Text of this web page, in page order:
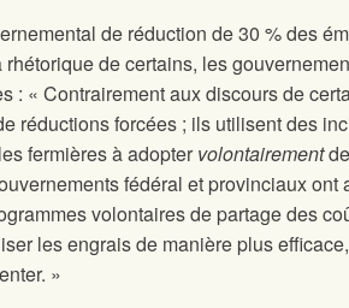
de réduction de 30 % des
de certains, les
: « Contrairement aux discours de
réductions forcées ; ils utilisent des
fermières à adoptervolontairement
fédéral et provinciaux ont
volontaires de partage des
les engrais de manière plus
»